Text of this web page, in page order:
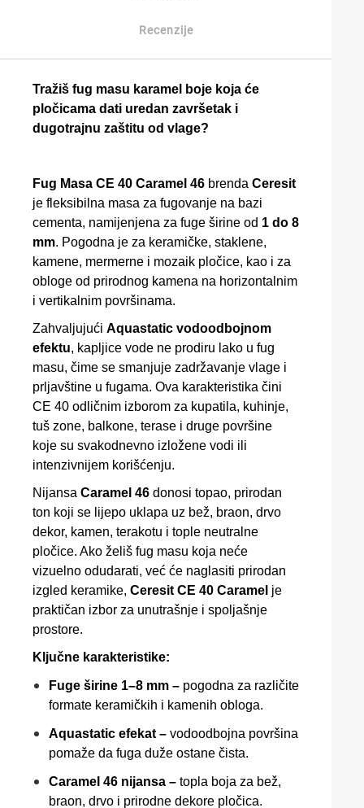
Recenzije
Tražiš fug masu karamel boje koja će
pločicama dati uredan završetak i
dugotrajnu zaštitu od vlage?
Fug Masa CE 40 Caramel 46 brenda Ceresit
je fleksibilna masa za fugovanje na bazi
cementa, namijenjena za fuge širine od 1 do 8
mm. Pogodna je za keramičke, staklene,
kamene, mermerne i mozaik pločice, kao i za
obloge od prirodnog kamena na horizontalnim
i vertikalnim površinama.
Zahvaljujući Aquastatic vodoodbojnom
efektu, kapljice vode ne prodiru lako u fug
masu, čime se smanjuje zadržavanje vlage i
prljavštine u fugama. Ova karakteristika čini
CE 40 odličnim izborom za kupatila, kuhinje,
tuš zone, balkone, terase i druge površine
koje su svakodnevno izložene vodi ili
intenzivnijem korišćenju.
Nijansa Caramel 46 donosi topao, prirodan
ton koji se lijepo uklapa uz bež, braon, drvo
dekor, kamen, terakotu i tople neutralne
pločice. Ako želiš fug masu koja neće
vizuelno odudarati, već će naglasiti prirodan
izgled keramike, Ceresit CE 40 Caramel je
praktičan izbor za unutrašnje i spoljašnje
prostore.
Ključne karakteristike:
Fuge širine 1–8 mm – pogodna za različite
formate keramičkih i kamenih obloga.
Aquastatic efekat – vodoodbojna površina
pomaže da fuga duže ostane čista.
Caramel 46 nijansa – topla boja za bež,
braon, drvo i prirodne dekore pločica.